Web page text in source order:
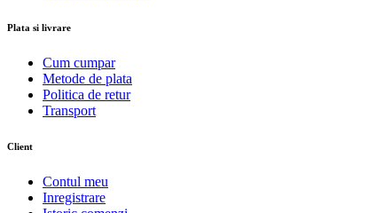
Plata si livrare
Cum cumpar
Metode de plata
Politica de retur
Transport
Client
Contul meu
Inregistrare